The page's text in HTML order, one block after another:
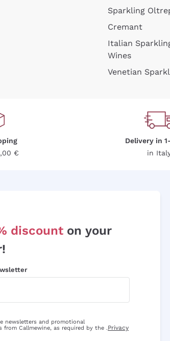
Sparkling
Cremant
Italian
Wines
Venetian
€
Delivery in
in
discount on your
newsletters and promotional
from Callmewine, as required by the .Privacy